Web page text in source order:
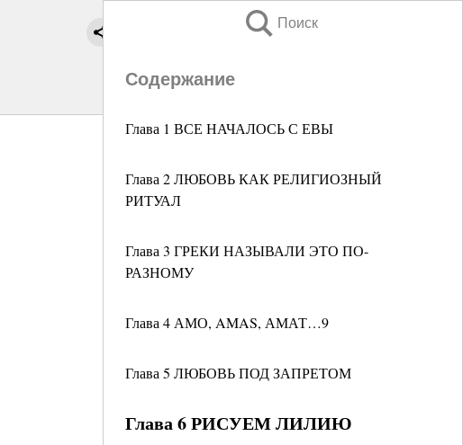
Поиск
Содержание
Глава 1 ВСЕ НАЧАЛОСЬ С ЕВЫ
Глава 2 ЛЮБОВЬ КАК РЕЛИГИОЗНЫЙ
РИТУАЛ
Глава 3 ГРЕКИ НАЗЫВАЛИ ЭТО ПО-
РАЗНОМУ
Глава 4 АМО, AMAS, АМАТ…9
Глава 5 ЛЮБОВЬ ПОД ЗАПРЕТОМ
Глава 6 РИСУЕМ ЛИЛИЮ